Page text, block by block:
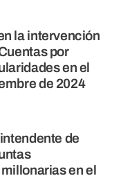
la intervención
por
en el
de 2024
de
en el